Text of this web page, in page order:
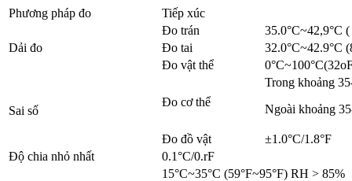
Phương pháp đo Tiếp xúc
Dải đo
Đo trán
35.0°C~42,9°C
Đo tai
32.0°C~42.9°C
Đo vật thể
Sai số
Đo cơ thể
Trong khoảng
Ngoài khoảng
Đo đồ vật
±1.0°C/1.8°F
Độ chia nhỏ nhất
0.1°C/0.rF
15°C~35°C (59°F~95°F) RH > 85%